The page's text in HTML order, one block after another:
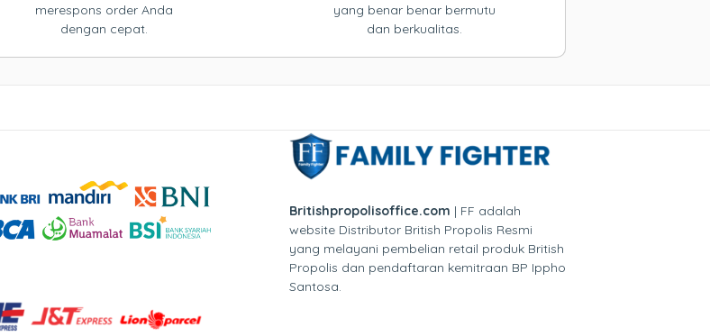
merespons order Anda
dengan cepat.
yang benar benar bermutu
dan berkualitas.
Britishpropolisoffice.com | FF adalah
website Distributor British Propolis Resmi
yang melayani pembelian retail produk British
Propolis dan pendaftaran kemitraan BP Ippho
Santosa.